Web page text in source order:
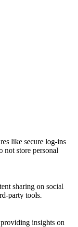
like secure log-ins
not store personal
sharing on social
party tools.
insights on